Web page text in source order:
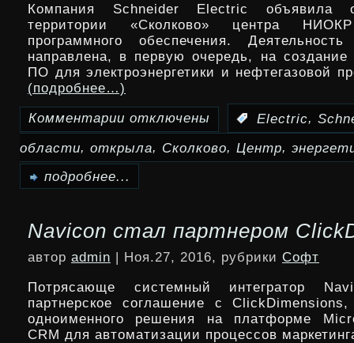
печатных
копий
документов
уже
в
самом
России
Компания Schneider Electric объявила
территории «Сколково» центра
программного обеспечения.
направлена, в первую очередь, на
ПО для электроэнергетики и нефтегазовой
(подробнее…)
Комментарии
записи
открыла
в
«Сколково»центр
НИОКР
отключены Electric,
области, открыла, Сколково, Центр,
подробнее...
Navicon стал партнером
автор admin | Ноя.27, 2016, рубрики Софт
Потрясающе системный интегратор
партнерское соглашение с ClickDimensions,
одноименного решения на платформе
CRM для автоматизации процессов